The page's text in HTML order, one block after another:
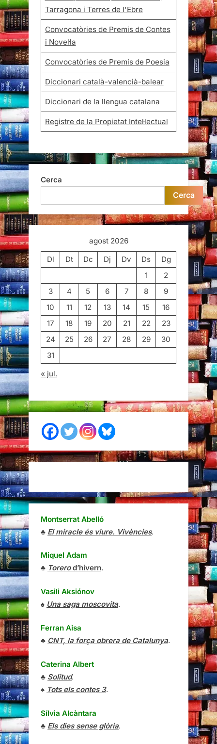
Tarragona i Terres de l'Ebre
Convocatòries de Premis de Contes
i Novel·la
Convocatòries de Premis de Poesia
Diccionari català-valencià-balear
Diccionari de la llengua catalana
Registre de la Propietat Intel·lectual
Cerca
Cerca
agost 2026
Dl
Dt Dc Dj Dv Ds
Dg
1
2
3
4 5 6 7 8
9
10
11 12 13 14 15
16
17
18 19 20 21 22
23
24
25 26 27 28 29
30
31
« jul.
Montserrat Abelló
♣ El miracle és viure. Vivències.
Miquel Adam
♣ Torerod’hivern.
Vasili Aksiónov
♠ Una saga moscovita.
Ferran Aisa
♣ CNT, la força obrera de Catalunya.
Caterina Albert
♣ Solitud.
♠ Tots els contes 3.
Sílvia Alcàntara
♣ Els dies sense glòria.